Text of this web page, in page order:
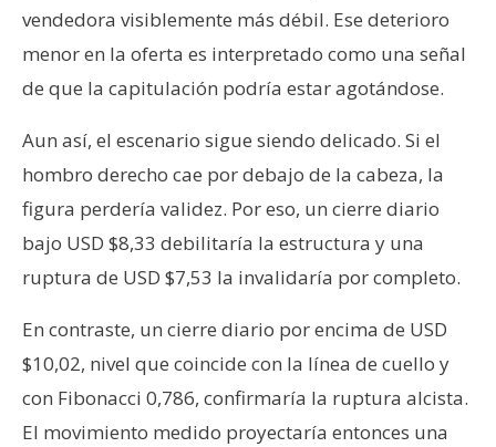
vendedora visiblemente más débil. Ese deterioro
menor en la oferta es interpretado como una señal
de que la capitulación podría estar agotándose.
Aun así, el escenario sigue siendo delicado. Si el
hombro derecho cae por debajo de la cabeza, la
figura perdería validez. Por eso, un cierre diario
bajo USD $8,33 debilitaría la estructura y una
ruptura de USD $7,53 la invalidaría por completo.
En contraste, un cierre diario por encima de USD
$10,02, nivel que coincide con la línea de cuello y
con Fibonacci 0,786, confirmaría la ruptura alcista.
El movimiento medido proyectaría entonces una